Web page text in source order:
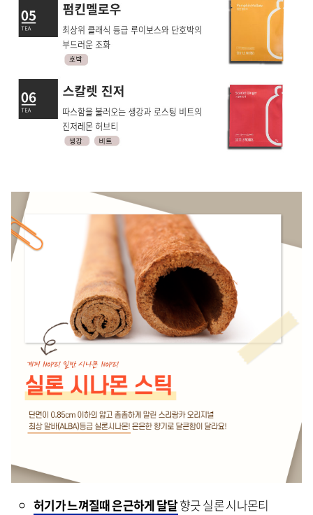
허기가 느껴질때 은근하게 달달향긋 실론 시나몬티